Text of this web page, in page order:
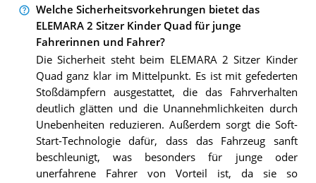
Welche Sicherheitsvorkehrungen bietet das
ELEMARA 2 Sitzer Kinder Quad für junge
Fahrerinnen und Fahrer?
Die Sicherheit steht beim ELEMARA 2 Sitzer Kinder
Quad ganz klar im Mittelpunkt. Es ist mit gefederten
Stoßdämpfern ausgestattet, die das Fahrverhalten
deutlich glätten und die Unannehmlichkeiten durch
Unebenheiten reduzieren. Außerdem sorgt die Soft-
Start-Technologie dafür, dass das Fahrzeug sanft
beschleunigt, was besonders für junge oder
unerfahrene Fahrer von Vorteil ist, da sie so